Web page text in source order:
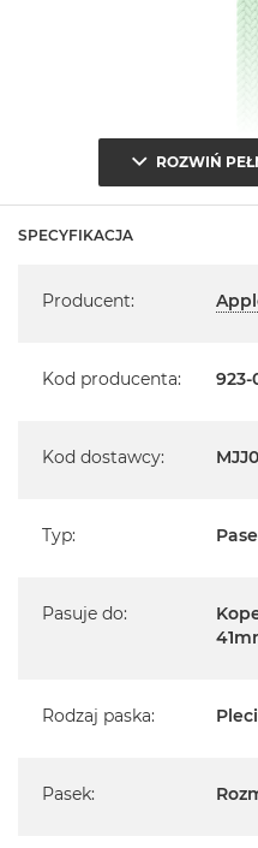
ROZWIŃ
SPECYFIKACJA
Producent:
Kod producenta: 923-
Kod dostawcy:
Typ:
Pasuje do:
Rodzaj paska:
Pasek: